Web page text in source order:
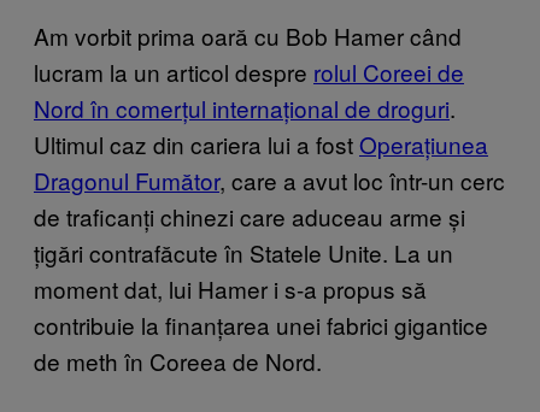
Am vorbit prima oară cu Bob Hamer când
lucram la un articol despre rolul Coreei de
Nord în comerțul internațional de droguri.
Ultimul caz din cariera lui a fostOperațiunea
Dragonul Fumător, care a avut loc într-un cerc
de traficanți chinezi care aduceau arme și
țigări contrafăcute în Statele Unite. La un
moment dat, lui Hamer i s-a propus să
contribuie la finanțarea unei fabrici gigantice
de meth în Coreea de Nord.